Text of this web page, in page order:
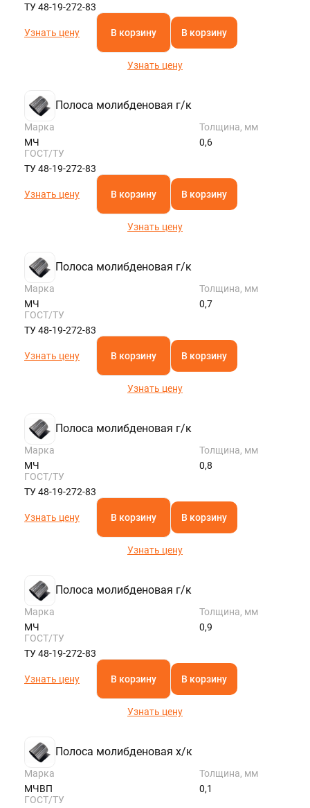
ТУ 48-19-272-83
Узнать цену В корзину В корзину
Узнать цену
Полоса молибденовая г/к
Марка
МЧ
Толщина, мм
0,6
ГОСТ/ТУ
ТУ 48-19-272-83
Узнать цену В корзину В корзину
Узнать цену
Полоса молибденовая г/к
Марка
МЧ
Толщина, мм
0,7
ГОСТ/ТУ
ТУ 48-19-272-83
Узнать цену В корзину В корзину
Узнать цену
Полоса молибденовая г/к
Марка
МЧ
Толщина, мм
0,8
ГОСТ/ТУ
ТУ 48-19-272-83
Узнать цену В корзину В корзину
Узнать цену
Полоса молибденовая г/к
Марка
МЧ
Толщина, мм
0,9
ГОСТ/ТУ
ТУ 48-19-272-83
Узнать цену В корзину В корзину
Узнать цену
Полоса молибденовая х/к
Марка
МЧВП
Толщина, мм
0,1
ГОСТ/ТУ